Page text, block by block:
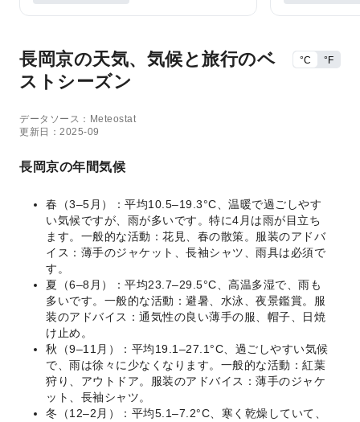
長岡京の天気、気候と旅行のベ
ストシーズン
°C °F
データソース：Meteostat
更新日：2025-09
長岡京の年間気候
春（3–5月）：平均10.5–19.3°C、温暖で過ごしやす
い気候ですが、雨が多いです。特に4月は雨が目立ち
ます。一般的な活動：花見、春の散策。服装のアドバ
イス：薄手のジャケット、長袖シャツ、雨具は必須で
す。
夏（6–8月）：平均23.7–29.5°C、高温多湿で、雨も
多いです。一般的な活動：避暑、水泳、夜景鑑賞。服
装のアドバイス：通気性の良い薄手の服、帽子、日焼
け止め。
秋（9–11月）：平均19.1–27.1°C、過ごしやすい気候
で、雨は徐々に少なくなります。一般的な活動：紅葉
狩り、アウトドア。服装のアドバイス：薄手のジャケ
ット、長袖シャツ。
冬（12–2月）：平均5.1–7.2°C、寒く乾燥していて、